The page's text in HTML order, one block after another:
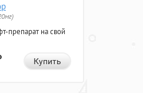
препарат на свой
Купить